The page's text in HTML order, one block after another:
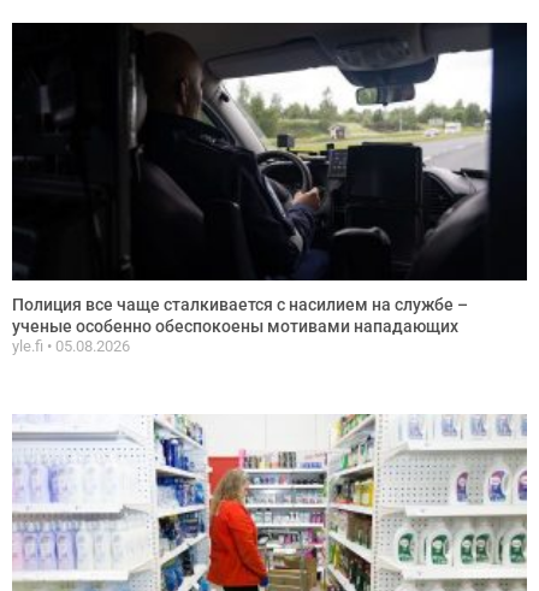
Полиция все чаще сталкивается с насилием на службе –
ученые особенно обеспокоены мотивами нападающих
yle.fi 05.08.2026